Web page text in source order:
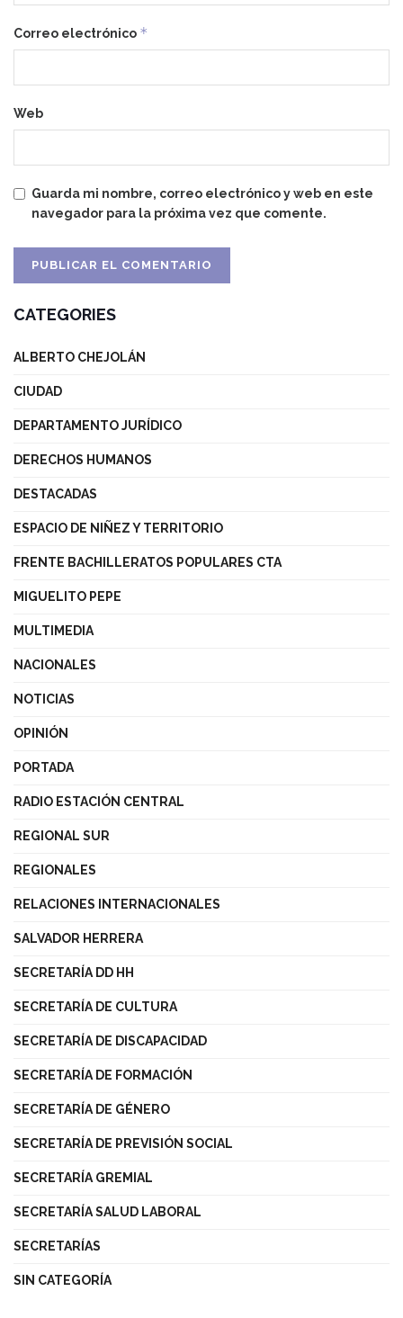
Correo electrónico *
Web
Guarda mi nombre, correo electrónico y web en este
navegador para la próxima vez que comente.
CATEGORIES
ALBERTO CHEJOLÁN
CIUDAD
DEPARTAMENTO JURÍDICO
DERECHOS HUMANOS
DESTACADAS
ESPACIO DE NIÑEZ Y TERRITORIO
FRENTE BACHILLERATOS POPULARES CTA
MIGUELITO PEPE
MULTIMEDIA
NACIONALES
NOTICIAS
OPINIÓN
PORTADA
RADIO ESTACIÓN CENTRAL
REGIONAL SUR
REGIONALES
RELACIONES INTERNACIONALES
SALVADOR HERRERA
SECRETARÍA DD HH
SECRETARÍA DE CULTURA
SECRETARÍA DE DISCAPACIDAD
SECRETARÍA DE FORMACIÓN
SECRETARÍA DE GÉNERO
SECRETARÍA DE PREVISIÓN SOCIAL
SECRETARÍA GREMIAL
SECRETARÍA SALUD LABORAL
SECRETARÍAS
SIN CATEGORÍA